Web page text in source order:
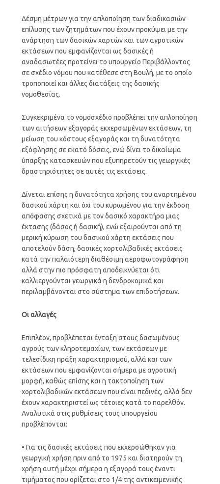
Δέσμη μέτρων για την απλοποίηση των διαδικασιών
επίλυσης των ζητημάτων που έχουν προκύψει με την
ανάρτηση των δασικών χαρτών και των αγροτικών
εκτάσεων που εμφανίζονται ως δασικές ή
αναδασωτέες προτείνει το υπουργείο Περιβάλλοντος
σε σχέδιο νόμου που κατέθεσε στη Βουλή, με το οποίο
τροποποιεί και άλλες διατάξεις της δασικής
νομοθεσίας.
Συγκεκριμένα το νομοσχέδιο προβλέπει την απλοποίηση
των αιτήσεων εξαγοράς εκχερσωμένων εκτάσεων, τη
μείωση του κόστους εξαγοράς και τη δυνατότητα
εξόφλησης σε εκατό δόσεις, ενώ δίνει το δικαίωμα
ύπαρξης κατασκευών που εξυπηρετούν τις γεωργικές
δραστηριότητες σε αυτές τις εκτάσεις.
Δίνεται επίσης η δυνατότητα χρήσης του αναρτημένου
δασικού χάρτη και όχι του κυρωμένου για την έκδοση
απόφασης σχετικά με τον δασικό χαρακτήρα μιας
έκτασης (δάσος ή δασική), ενώ εξαιρούνται από τη
μερική κύρωση του δασικού χάρτη εκτάσεις που
αποτελούν δάση, δασικές χορτολιβαδικές εκτάσεις
κατά την παλαιότερη διαθέσιμη αεροφωτογράφηση
αλλά στην πιο πρόσφατη αποδεικνύεται ότι
καλλιεργούνται γεωργικά η δενδροκομικά και
περιλαμβάνονται στο σύστημα των επιδοτήσεων.
Οι αλλαγές
Επιπλέον, προβλέπεται ένταξη στους δασωμένους
αγρούς των κληροτεμαχίων, των εκτάσεων με
τελεσίδικη πράξη χαρακτηρισμού, αλλά και των
εκτάσεων που εμφανίζονται σήμερα με αγροτική
μορφή, καθώς επίσης και η τακτοποίηση των
χορτολιβαδικών εκτάσεων που είναι πεδινές, αλλά δεν
έχουν χαρακτηριστεί ως τέτοιες κατά το παρελθόν.
Αναλυτικά στις ρυθμίσεις τους υπουργείου
προβλέπονται:
• Για τις δασικές εκτάσεις που εκχερσώθηκαν για
γεωργική χρήση πριν από το 1975 και διατηρούν τη
χρήση αυτή μέχρι σήμερα η εξαγορά τους έναντι
τιμήματος που ορίζεται στο 1/4 της αντικειμενικής